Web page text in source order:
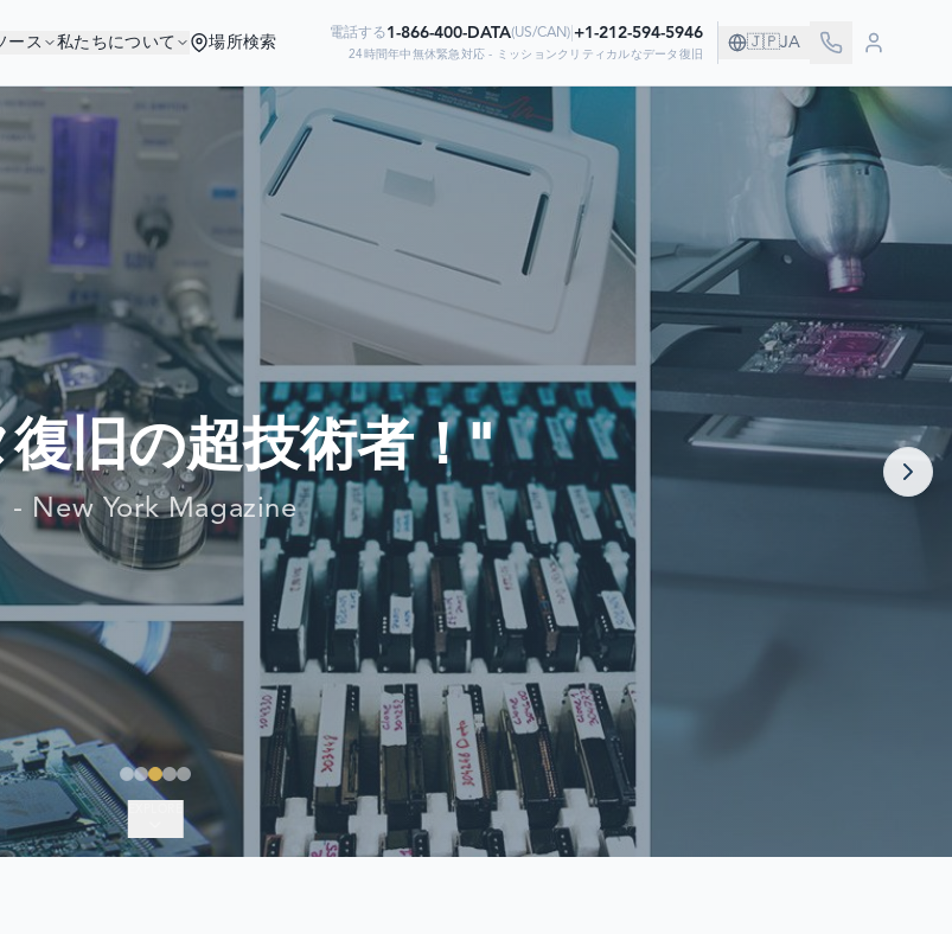
ース 私たちについて 場所検索
電話する1-866-400-DATA(US/CAN) +1-212-594-5946
24時間年中無休緊急対応 - ミッションクリティカルなデータ復旧
🇯🇵JA
良い会社にいます！
ータ復旧のために当社を信頼しています
旧の超技術者！"
- New York Magazine
EXPLORE